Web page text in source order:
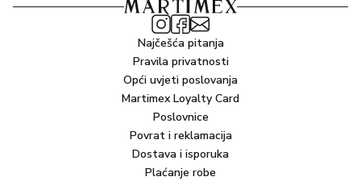
Najčešća pitanja
Pravila privatnosti
Opći uvjeti poslovanja
Martimex Loyalty Card
Poslovnice
Povrat i reklamacija
Dostava i isporuka
Plaćanje robe